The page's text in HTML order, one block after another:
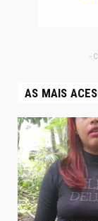
-
AS MAIS